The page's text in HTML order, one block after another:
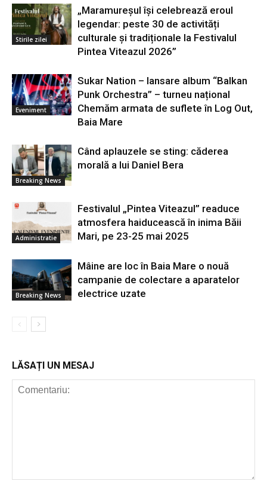
Stirile zilei
„Maramureșul își celebrează eroul
legendar: peste 30 de activități
culturale și tradiționale la Festivalul
Pintea Viteazul 2026”
Eveniment
Sukar Nation – lansare album “Balkan
Punk Orchestra” – turneu național
Chemăm armata de suflete în Log Out,
Baia Mare
Breaking News
Când aplauzele se sting: căderea
morală a lui Daniel Bera
Administratie
Festivalul „Pintea Viteazul” readuce
atmosfera haiducească în inima Băii
Mari, pe 23-25 mai 2025
Breaking News
Mâine are loc în Baia Mare o nouă
campanie de colectare a aparatelor
electrice uzate
LĂSAȚI UN MESAJ